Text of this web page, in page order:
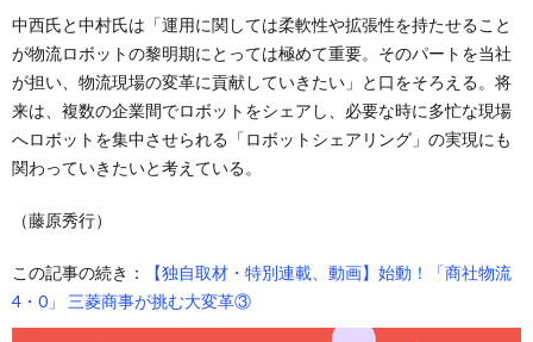
中西氏と中村氏は「運用に関しては柔軟性や拡張性を持たせること
が物流ロボットの黎明期にとっては極めて重要。そのパートを当社
が担い、物流現場の変革に貢献していきたい」と口をそろえる。将
来は、複数の企業間でロボットをシェアし、必要な時に多忙な現場
へロボットを集中させられる「ロボットシェアリング」の実現にも
関わっていきたいと考えている。
（藤原秀行）
この記事の続き：
【独自取材・特別連載、動画】始動！「商社物流
4・0」 三菱商事が挑む大変革③